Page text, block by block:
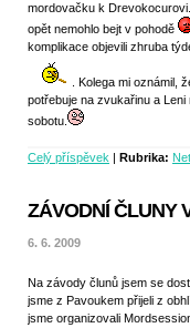
mordovačku k Drevokocurovi.
opět nemohlo bejt v pohodě
komplikace objevili zhruba
. Kolega mi oznámil,
potřebuje na zvukařinu a Leni
sobotu.
Celý příspěvek | Rubrika:
ZÁVODNÍ ČLUNY
6. 6. 2009
Na závody člunů jsem se
jsme z Pavoukem přijeli z
jsme organizovali